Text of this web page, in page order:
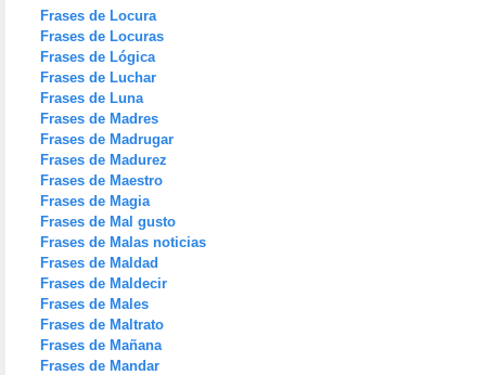
Frases de Locura
Frases de Locuras
Frases de Lógica
Frases de Luchar
Frases de Luna
Frases de Madres
Frases de Madrugar
Frases de Madurez
Frases de Maestro
Frases de Magia
Frases de Mal gusto
Frases de Malas noticias
Frases de Maldad
Frases de Maldecir
Frases de Males
Frases de Maltrato
Frases de Mañana
Frases de Mandar